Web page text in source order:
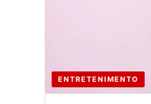
ENTRETENIMENTO